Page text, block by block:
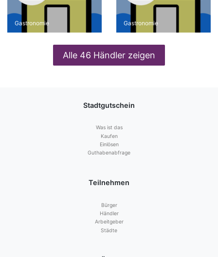
Gastronomie Gastronomie
Alle 46 Händler zeigen
Stadtgutschein
Was ist das
Kaufen
Einlösen
Guthabenabfrage
Teilnehmen
Bürger
Händler
Arbeitgeber
Städte